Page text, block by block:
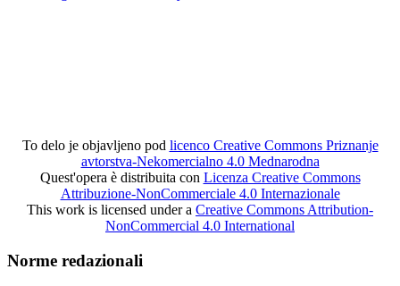
To delo je objavljeno pod licenco Creative Commons Priznanje
avtorstva-Nekomercialno 4.0 Mednarodna
Quest'opera è distribuita con Licenza Creative Commons
Attribuzione-NonCommerciale 4.0 Internazionale
This work is licensed under a Creative Commons Attribution-
NonCommercial 4.0 International
Norme redazionali